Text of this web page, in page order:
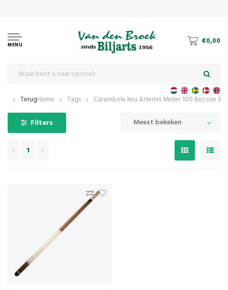
MENU €0,00
TerugHome Tags Carambole keu Artemis Mister 100 Bocote
Filters Meest bekeken
1